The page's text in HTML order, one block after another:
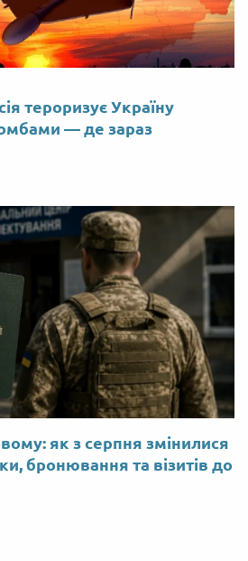
тероризує Україну
— де зараз
як з серпня змінилися
бронювання та візитів до